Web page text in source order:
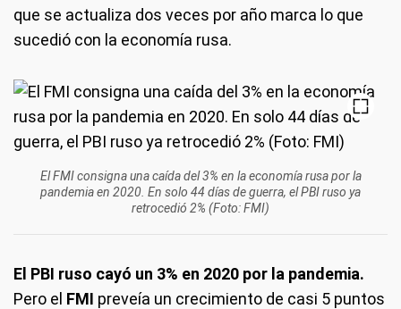
que se actualiza dos veces por año marca lo que
sucedió con la economía rusa.
El FMI consigna una caída del 3% en la economía rusa por la
pandemia en 2020. En solo 44 días de guerra, el PBI ruso ya
retrocedió 2% (Foto: FMI)
El PBI ruso cayó un 3% en 2020 por la pandemia.
Pero el FMI preveía un crecimiento de casi 5 puntos